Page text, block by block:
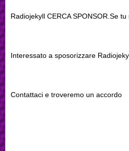
Radiojekyll CERCA SPONSOR.Se tu
Interessato a sposorizzare
Contattaci e troveremo un accordo